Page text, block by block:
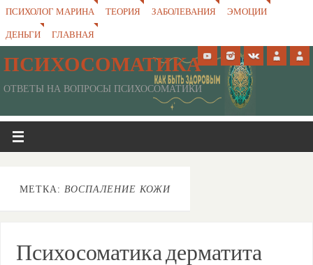
ПСИХОЛОГ МАРИНА ТЕОРИЯ ЗАБОЛЕВАНИЯ
ЭМОЦИИ
ДЕНЬГИ
ГЛАВНАЯ
ПСИХОСОМАТИКА
ОТВЕТЫ НА ВОПРОСЫ ПСИХОСОМАТИКИ
МЕТКА: ВОСПАЛЕНИЕ КОЖИ
Психосоматика дерматита